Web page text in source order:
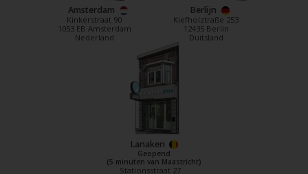
Amsterdam
Kinkerstraat 90
1053 EB Amsterdam
Nederland
Berlijn
Kiefholztraße 253
12435 Berlin
Duitsland
Lanaken
Geopend
(5 minuten van Maastricht)
Stationsstraat 27